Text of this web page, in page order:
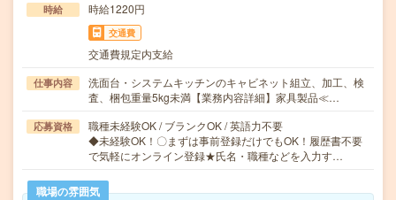
時給 時給1220円
交通費
交通費規定内支給
仕事内容
洗面台・システムキッチンのキャビネット組立、加工、検
査、梱包重量5kg未満【業務内容詳細】家具製品≪…
応募資格
職種未経験OK / ブランクOK / 英語力不要
◆未経験OK！〇まずは事前登録だけでもOK！履歴書不要
で気軽にオンライン登録★氏名・職種などを入力す…
職場の雰囲気